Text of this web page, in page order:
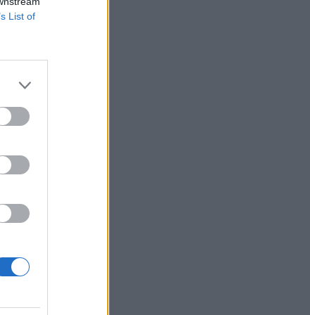
List of
hogy
szolgálat alól